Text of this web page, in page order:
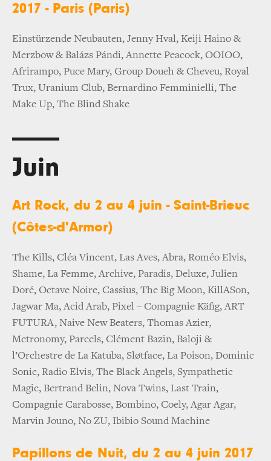
2017 - Paris (Paris)
Einstürzende Neubauten, Jenny Hval, Keiji Haino &
Merzbow & Balázs Pándi, Annette Peacock, OOIOO,
Afrirampo, Puce Mary, Group Doueh & Cheveu, Royal
Trux, Uranium Club, Bernardino Femminielli, The
Make Up, The Blind Shake
Juin
Art Rock, du 2 au 4 juin - Saint-Brieuc
(Côtes-d'Armor)
The Kills, Cléa Vincent, Las Aves, Abra, Roméo Elvis,
Shame, La Femme, Archive, Paradis, Deluxe, Julien
Doré, Octave Noire, Cassius, The Big Moon, KillASon,
Jagwar Ma, Acid Arab, Pixel – Compagnie Käfig, ART
FUTURA, Naive New Beaters, Thomas Azier,
Metronomy, Parcels, Clément Bazin, Baloji &
l’Orchestre de La Katuba, Sløtface, La Poison, Dominic
Sonic, Radio Elvis, The Black Angels, Sympathetic
Magic, Bertrand Belin, Nova Twins, Last Train,
Compagnie Carabosse, Bombino, Coely, Agar Agar,
Marvin Jouno, No ZU, Ibibio Sound Machine
Papillons de Nuit, du 2 au 4 juin 2017